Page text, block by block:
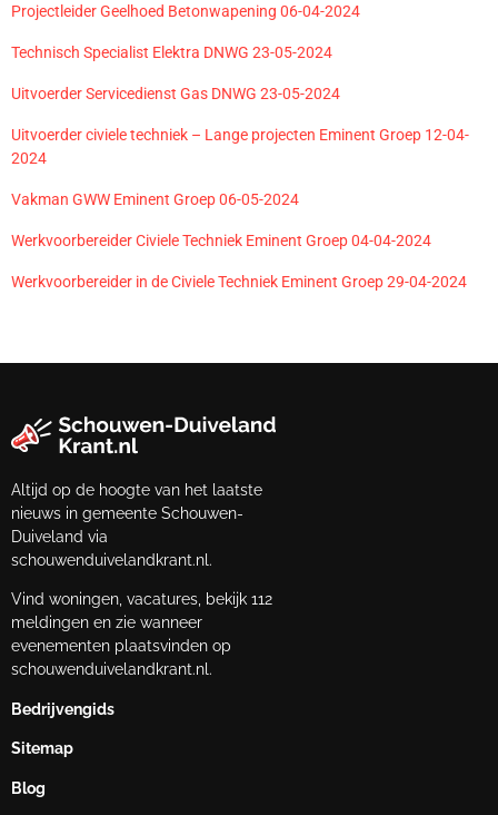
Projectleider Geelhoed Betonwapening 06-04-2024
Technisch Specialist Elektra DNWG 23-05-2024
Uitvoerder Servicedienst Gas DNWG 23-05-2024
Uitvoerder civiele techniek – Lange projecten Eminent Groep 12-04-
2024
Vakman GWW Eminent Groep 06-05-2024
Werkvoorbereider Civiele Techniek Eminent Groep 04-04-2024
Werkvoorbereider in de Civiele Techniek Eminent Groep 29-04-2024
Altijd op de hoogte van het laatste
nieuws in gemeente Schouwen-
Duiveland via
schouwenduivelandkrant.nl.
Vind woningen, vacatures, bekijk 112
meldingen en zie wanneer
evenementen plaatsvinden op
schouwenduivelandkrant.nl.
Bedrijvengids
Sitemap
Blog